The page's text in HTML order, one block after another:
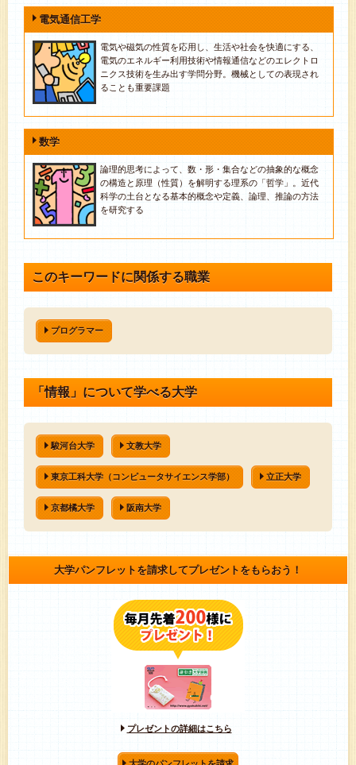
電気通信工学
電気や磁気の性質を応用し、生活や社会を快適にする、
電気のエネルギー利用技術や情報通信などのエレクトロ
ニクス技術を生み出す学問分野。機械としての表現され
ることも重要課題
数学
論理的思考によって、数・形・集合などの抽象的な概念
の構造と原理（性質）を解明する理系の「哲学」。近代
科学の土台となる基本的概念や定義、論理、推論の方法
を研究する
このキーワードに関係する職業
プログラマー
「情報」について学べる大学
駿河台大学 文教大学
東京工科大学（コンピュータサイエンス学部） 立正大学
京都橘大学 阪南大学
大学パンフレットを請求してプレゼントをもらおう！
プレゼントの詳細はこちら